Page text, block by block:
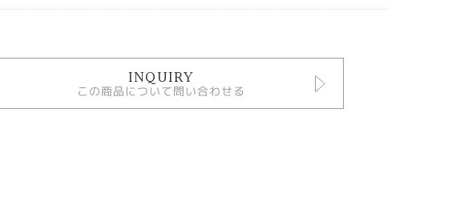
INQUIRY
この商品について問い合わせる